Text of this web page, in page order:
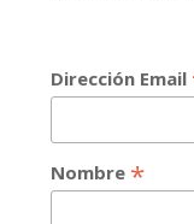
Dirección Email
Nombre *